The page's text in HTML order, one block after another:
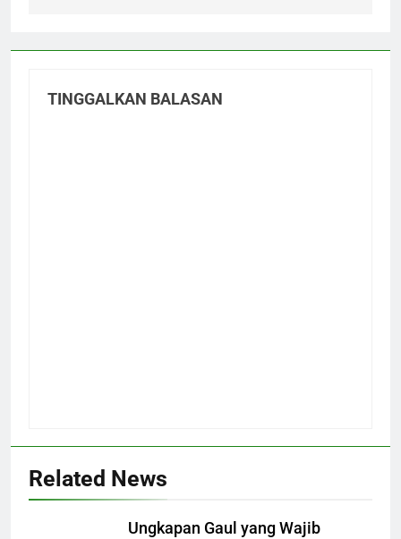
TINGGALKAN BALASAN
Related News
Ungkapan Gaul yang Wajib